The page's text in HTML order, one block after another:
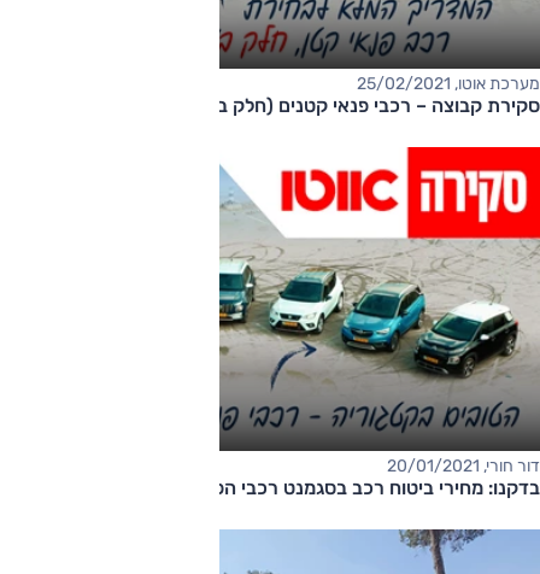
מערכת אוטו, 25/02/2021
סקירת קבוצה – רכבי פנאי קטנים (חלק ב')
דור חורי, 20/01/2021
בדקנו: מחירי ביטוח רכב בסגמנט רכבי הפנאי הקטנים